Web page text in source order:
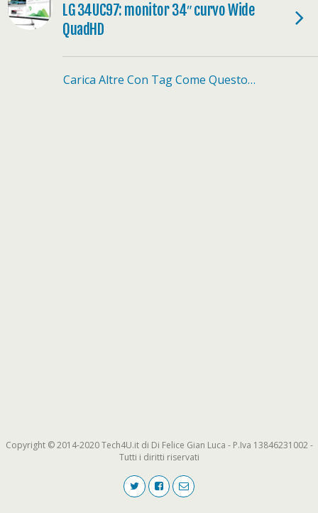
LG 34UC97: monitor 34″ curvo Wide
QuadHD
Carica Altre Con Tag Come Questo…
Copyright © 2014-2020 Tech4U.it di Di Felice Gian Luca - P.Iva 13846231002 -
Tutti i diritti riservati